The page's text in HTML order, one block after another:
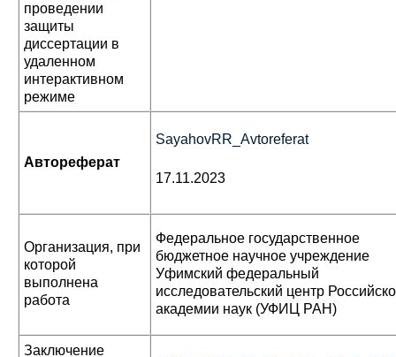
проведении
защиты
диссертации в
удаленном
интерактивном
режиме
Автореферат
SayahovRR_Avtoreferat
17.11.2023
Организация, при
которой
выполнена
работа
Федеральное государственное
бюджетное научное учреждение
Уфимский федеральный
исследовательский центр
академии наук (УФИЦ РАН)
Заключение